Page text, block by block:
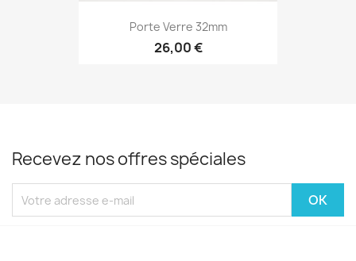
Porte Verre 32mm
26,00 €
Recevez nos offres spéciales